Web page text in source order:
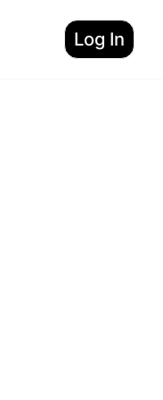
Log In